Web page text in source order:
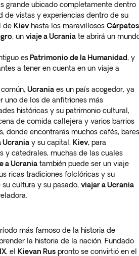
grande ubicado completamente dentro
de vistas y experiencias dentro de su
de Kievhasta los maravillosos Cárpatos
, un viaje a Ucrania te abrirá un
es Patrimonio de la Humanidad, y
a tener en cuenta en un viaje a
Ucrania es un país acogedor, ya
uno de los de anfitriones más
históricas y su patrimonio cultural,
de comida callejera y varios barrios
donde encontrarás muchos cafés, bares
Ucrania y su capital, Kiev, para
y catedrales, muchas de las cuales
a Ucrania también puede ser un viaje
ricas tradiciones folclóricas y su
cultura y su pasado, viajar a Ucrania
más famoso de la historia de
la historia de la nación. Fundado
, el Kievan Rus pronto se convirtió en el